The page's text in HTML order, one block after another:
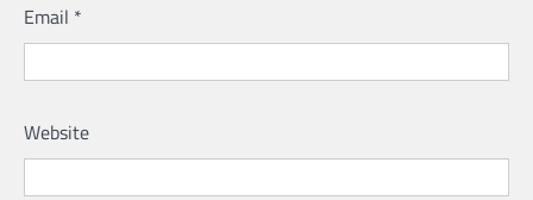
Email *
Website